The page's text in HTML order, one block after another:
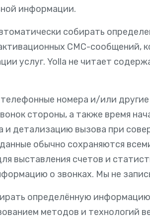
информации.
собирать
СМС-сообщений,
услуг. Yolla не читает
телефонные номера и/или
стороны, а также время
и детализацию вызова при
данные обычно сохраняются
выставления счетов и
о звонках. Мы не
определённую
методов и технологий